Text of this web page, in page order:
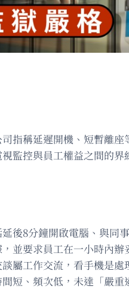
指稱延遲開機、短暫離
監控與員工權益之間的界
後8分鐘開啟電腦、與同
並要求員工在一小時內辦
屬工作交流，看手機是
短、頻次低，未達「嚴